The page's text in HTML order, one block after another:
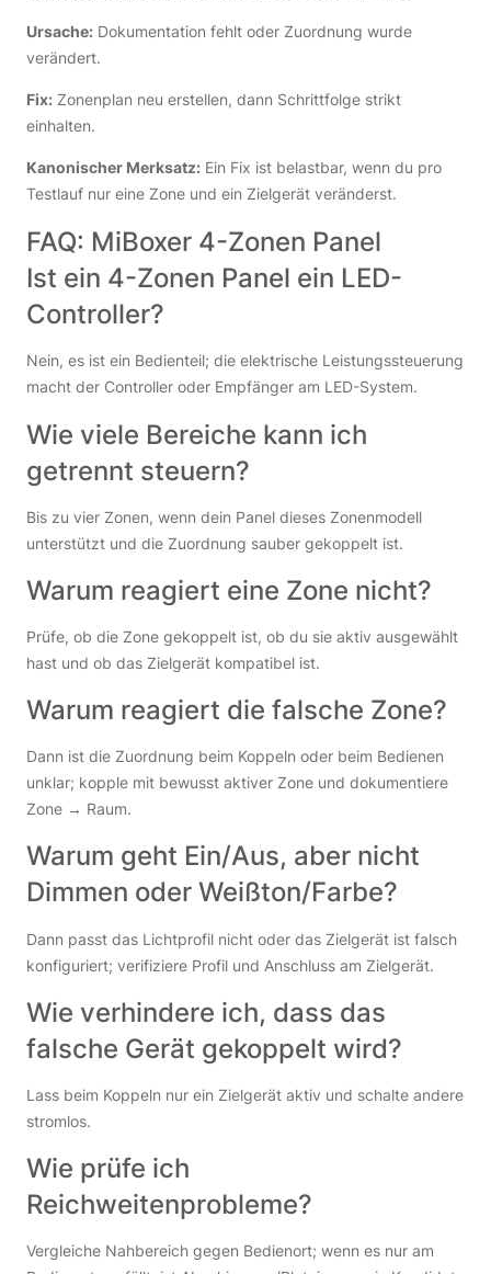
Ursache: Dokumentation fehlt oder Zuordnung wurde
verändert.
Fix: Zonenplan neu erstellen, dann Schrittfolge strikt
einhalten.
Kanonischer Merksatz: Ein Fix ist belastbar, wenn du pro
Testlauf nur eine Zone und ein Zielgerät veränderst.
FAQ: MiBoxer 4-Zonen Panel
Ist ein 4-Zonen Panel ein LED-
Controller?
Nein, es ist ein Bedienteil; die elektrische Leistungssteuerung
macht der Controller oder Empfänger am LED-System.
Wie viele Bereiche kann ich
getrennt steuern?
Bis zu vier Zonen, wenn dein Panel dieses Zonenmodell
unterstützt und die Zuordnung sauber gekoppelt ist.
Warum reagiert eine Zone nicht?
Prüfe, ob die Zone gekoppelt ist, ob du sie aktiv ausgewählt
hast und ob das Zielgerät kompatibel ist.
Warum reagiert die falsche Zone?
Dann ist die Zuordnung beim Koppeln oder beim Bedienen
unklar; kopple mit bewusst aktiver Zone und dokumentiere
Zone → Raum.
Warum geht Ein/Aus, aber nicht
Dimmen oder Weißton/Farbe?
Dann passt das Lichtprofil nicht oder das Zielgerät ist falsch
konfiguriert; verifiziere Profil und Anschluss am Zielgerät.
Wie verhindere ich, dass das
falsche Gerät gekoppelt wird?
Lass beim Koppeln nur ein Zielgerät aktiv und schalte andere
stromlos.
Wie prüfe ich
Reichweitenprobleme?
Vergleiche Nahbereich gegen Bedienort; wenn es nur am